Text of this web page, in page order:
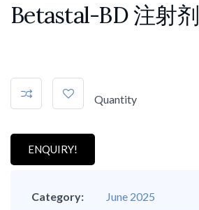
Betastal-BD 注射剂
Quantity
ENQUIRY!
Category: June 2025